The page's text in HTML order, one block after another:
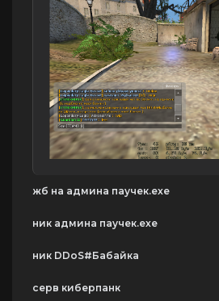
жб на админа паучек.exe
ник админа паучек.exe
ник DDoS#Бабайка
серв киберпанк